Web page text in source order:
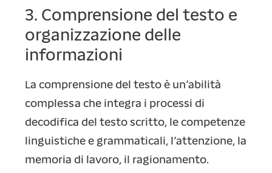
3. Comprensione del testo e
organizzazione delle
informazioni
La comprensione del testo è un’abilità
complessa che integra i processi di
decodifica del testo scritto, le competenze
linguistiche e grammaticali, l’attenzione, la
memoria di lavoro, il ragionamento.